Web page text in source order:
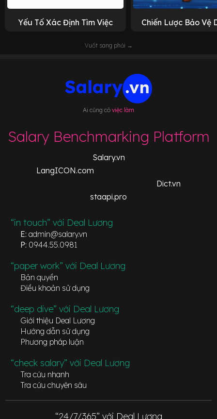
Yếu Tố Xác Định Tìm Việc Chiến Lược Bảo Vệ
Vuốt sang phải →
Ai cũng có việc làm
Salary Benchmarking Platform
Salary.vn
LangICON.com
Dict.vn
staapi.pro
“in touch” với Deal Lương
E: admin@salary.vn
P: 0944.55.0981
“paper work” với Deal Lương
Bản quyền
Điều khoản sử dụng
“deep dive” với Deal Lương
Giới thiệu Deal Lương
Hướng dẫn sử dụng
Phương pháp luận
“check salary” với Deal Lương
Tra cứu nhanh
Tra cứu chuyên sâu
“24/7/365” với Deal Lương